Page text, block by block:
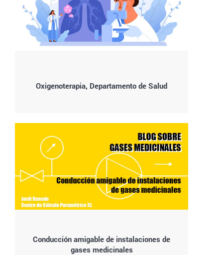
Oxigenoterapia, Departamento de Salud
Conducción amigable de instalaciones de
gases medicinales